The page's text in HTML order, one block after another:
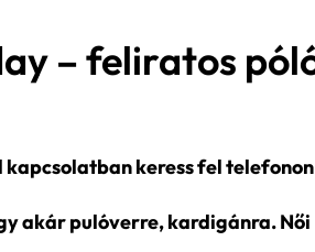
– feliratos
kapcsolatban keress fel
akár pulóverre, kardigánra. Női